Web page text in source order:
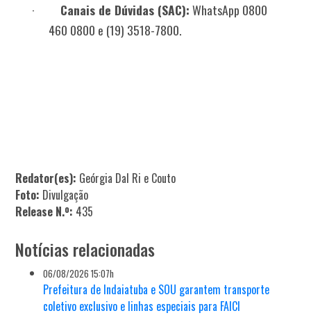
·
Canais de Dúvidas (SAC):WhatsApp 0800
460 0800 e (19) 3518-7800.
Redator(es): Geórgia Dal Ri e Couto
Foto: Divulgação
Release N.º: 435
Notícias relacionadas
06/08/2026 15:07h
Prefeitura de Indaiatuba e SOU garantem transporte
coletivo exclusivo e linhas especiais para FAICI